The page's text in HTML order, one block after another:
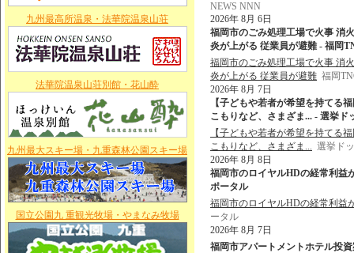
九州最高所温泉・法華院温泉山荘
法華院温泉山荘別館・花山酔
九州最大スキー場・九重森林公園スキー場
国立公園九 重観光牧場・やまなみ牧場
NEWS NNN
2026年 8月 6日
福岡市のごみ処理工場で火事 消
炎が上がる 従業員が避難 - 福岡
福岡市のごみ処理工場で火事 消
炎が上がる 従業員が避難 福岡
2026年 8月 7日
【子どもや若者が希望を持てる
こもりなど、さまざま... - 選挙ド
【子どもや若者が希望を持てる
こもりなど、さまざま... 選挙ド
2026年 8月 8日
福岡市のロイヤルHDの経常利益
ポータル
福岡市のロイヤルHDの経常利益
ータル
2026年 8月 7日
福岡市アパートメントホテル投